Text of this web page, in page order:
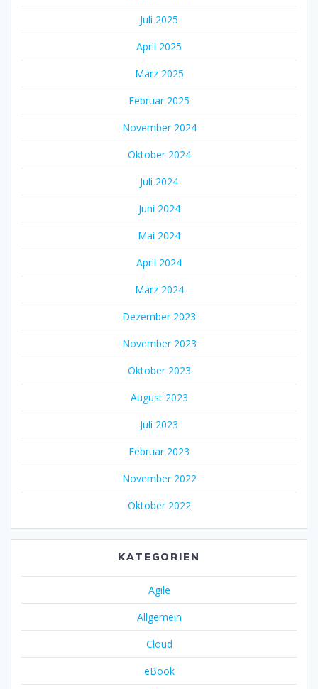
Juli 2025
April 2025
März 2025
Februar 2025
November 2024
Oktober 2024
Juli 2024
Juni 2024
Mai 2024
April 2024
März 2024
Dezember 2023
November 2023
Oktober 2023
August 2023
Juli 2023
Februar 2023
November 2022
Oktober 2022
KATEGORIEN
Agile
Allgemein
Cloud
eBook